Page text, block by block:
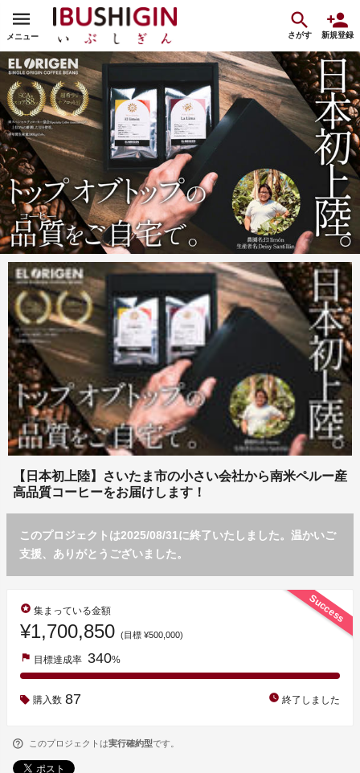
メニュー さがす 新規登録
【日本初上陸】さいたま市の小さい会社から南米ペルー産
高品質コーヒーをお届けします！
このプロジェクトは2025/08/31に終了いたしました。温かいご
支援、ありがとうございました。
Success
stars 集まっている金額
¥1,700,850 (目標 ¥500,000)
flag 目標達成率 340%
購入数 87 watch_later 終了しました
このプロジェクトは実行確約型です。